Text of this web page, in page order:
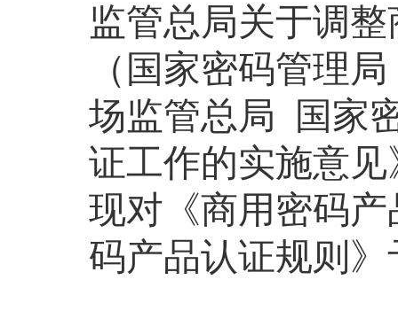
监管总局关于调
（国家密码管理局
场监管总局
国家
证工作的实施意
现对《商用密码
码产品认证规则